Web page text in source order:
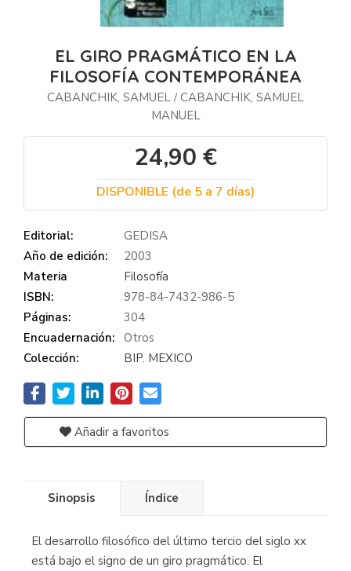
EL GIRO PRAGMÁTICO EN LA
FILOSOFÍA CONTEMPORÁNEA
CABANCHIK, SAMUEL / CABANCHIK, SAMUEL
MANUEL
24,90 €
DISPONIBLE (de 5 a 7 días)
Editorial:
GEDISA
Año de edición:
2003
Materia
Filosofía
ISBN:
978-84-7432-986-5
Páginas:
304
Encuadernación: Otros
Colección:
BIP. MEXICO
Añadir a favoritos
Sinopsis Índice
El desarrollo filosófico del último tercio del siglo xx
está bajo el signo de un giro pragmático. El